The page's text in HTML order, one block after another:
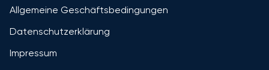
Allgemeine Geschäftsbedingungen
Datenschutzerklärung
Impressum